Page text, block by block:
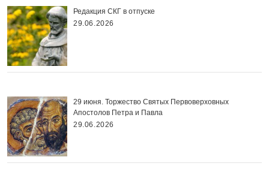
Редакция СКГ в отпуске
29.06.2026
29 июня. Торжество Святых Первоверховных
Апостолов Петра и Павла
29.06.2026